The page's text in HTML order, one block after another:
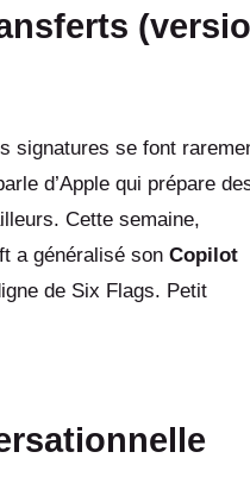
signatures se font
d’Apple qui prépare
Cette semaine,
a généralisé son Copilot
de Six Flags. Petit